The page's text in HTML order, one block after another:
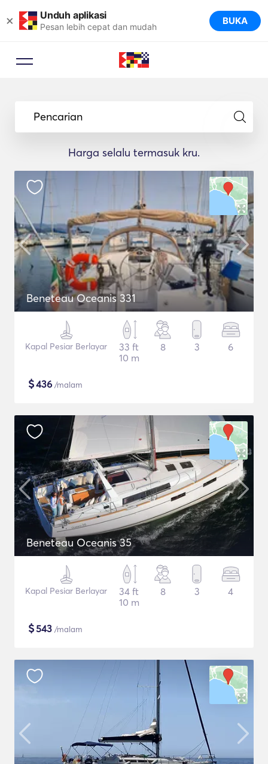
× Unduh aplikasi
Pesan lebih cepat dan mudah BUKA
Pencarian
Harga selalu termasuk kru.
Beneteau Oceanis 331
Kapal Pesiar Berlayar
33 ft
10 m
8 3 6
$436 /malam
Beneteau Oceanis 35
Kapal Pesiar Berlayar
34 ft
10 m
8 3 4
$543 /malam